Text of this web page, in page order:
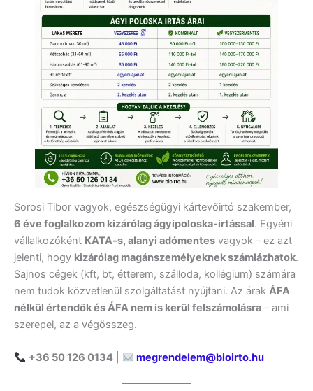
Sorosi Tibor vagyok, egészségügyi kártevőirtó szakember,
6 éve foglalkozom kizárólag ágyipoloska-irtással. Egyéni
vállalkozóként KATA-s, alanyi adómentes vagyok – ez azt
jelenti, hogy kizárólag magánszemélyeknek számlázhatok.
Sajnos cégek (kft, bt, étterem, szálloda, kollégium) számára
nem tudok közvetlenül szolgáltatást nyújtani. Az árak ÁFA
nélkül értendők és ÁFA nem is kerül felszámolásra – ami
szerepel, az a végösszeg.
+36 50 126 0134| megrendelem@bioirto.hu